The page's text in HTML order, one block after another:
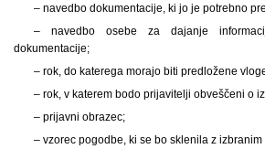
– navedbo dokumentacije, ki jo je potrebno
– navedbo osebe za dajanje
dokumentacije;
– rok, do katerega morajo biti predložene
– rok, v katerem bodo prijavitelji obveščeni o
– prijavni obrazec;
– vzorec pogodbe, ki se bo sklenila z